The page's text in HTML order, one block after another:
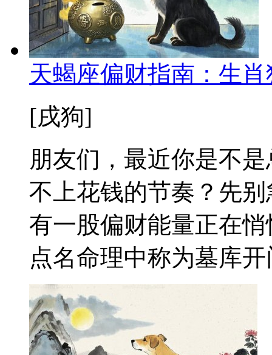
天蝎座偏财指南：生
[戌狗]
朋友们，最近你是不
不上花钱的节奏？先
有一股偏财能量正在
点名命理中称为墓库